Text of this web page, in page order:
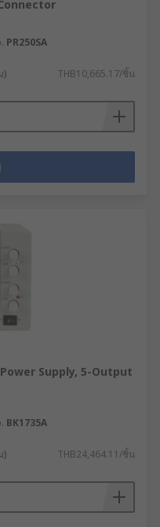
PR250SA
) THB10,665.17/ชิ้น
Supply, 5-Output
BK1735A
) THB24,464.11/ชิ้น